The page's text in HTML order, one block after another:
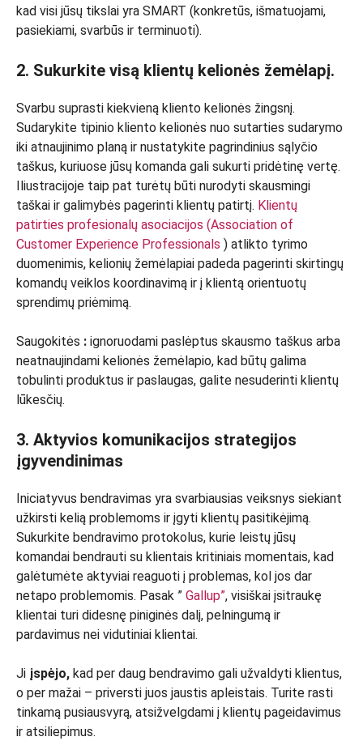
kad visi jūsų tikslai yra SMART (konkretūs, išmatuojami,
pasiekiami, svarbūs ir terminuoti).
2. Sukurkite visą klientų kelionės žemėlapį.
Svarbu suprasti kiekvieną kliento kelionės žingsnį.
Sudarykite tipinio kliento kelionės nuo sutarties sudarymo
iki atnaujinimo planą ir nustatykite pagrindinius sąlyčio
taškus, kuriuose jūsų komanda gali sukurti pridėtinę vertę.
Iliustracijoje taip pat turėtų būti nurodyti skausmingi
taškai ir galimybės pagerinti klientų patirtį. Klientų
patirties profesionalų asociacijos (Association of
Customer Experience Professionals ) atlikto tyrimo
duomenimis, kelionių žemėlapiai padeda pagerinti skirtingų
komandų veiklos koordinavimą ir į klientą orientuotų
sprendimų priėmimą.
Saugokitės : ignoruodami paslėptus skausmo taškus arba
neatnaujindami kelionės žemėlapio, kad būtų galima
tobulinti produktus ir paslaugas, galite nesuderinti klientų
lūkesčių.
3. Aktyvios komunikacijos strategijos
įgyvendinimas
Iniciatyvus bendravimas yra svarbiausias veiksnys siekiant
užkirsti kelią problemoms ir įgyti klientų pasitikėjimą.
Sukurkite bendravimo protokolus, kurie leistų jūsų
komandai bendrauti su klientais kritiniais momentais, kad
galėtumėte aktyviai reaguoti į problemas, kol jos dar
netapo problemomis. Pasak ” Gallup”, visiškai įsitraukę
klientai turi didesnę piniginės dalį, pelningumą ir
pardavimus nei vidutiniai klientai.
Ji įspėjo, kad per daug bendravimo gali užvaldyti klientus,
o per mažai – priversti juos jaustis apleistais. Turite rasti
tinkamą pusiausvyrą, atsižvelgdami į klientų pageidavimus
ir atsiliepimus.